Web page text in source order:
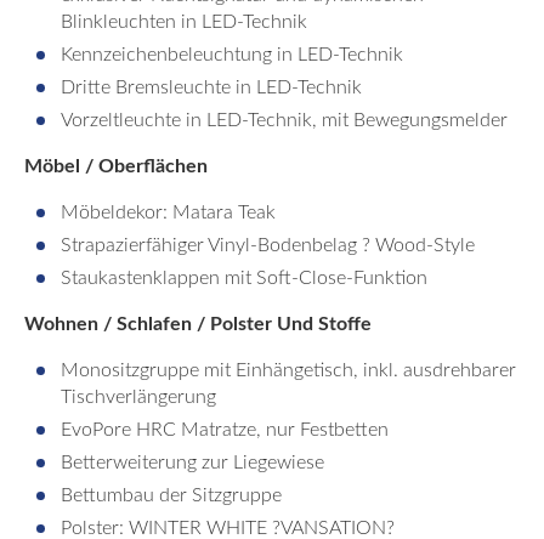
Blinkleuchten in LED-Technik
Kennzeichenbeleuchtung in LED-Technik
Dritte Bremsleuchte in LED-Technik
Vorzeltleuchte in LED-Technik, mit Bewegungsmelder
Möbel / Oberflächen
Möbeldekor: Matara Teak
Strapazierfähiger Vinyl-Bodenbelag ? Wood-Style
Staukastenklappen mit Soft-Close-Funktion
Wohnen / Schlafen / Polster Und Stoffe
Monositzgruppe mit Einhängetisch, inkl. ausdrehbarer
Tischverlängerung
EvoPore HRC Matratze, nur Festbetten
Betterweiterung zur Liegewiese
Bettumbau der Sitzgruppe
Polster: WINTER WHITE ?VANSATION?